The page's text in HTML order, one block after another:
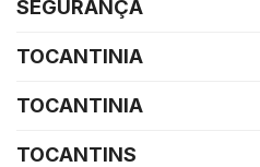
SEGURANÇA
TOCANTINIA
TOCANTINIA
TOCANTINS